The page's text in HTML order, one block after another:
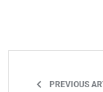
PREVIOUS